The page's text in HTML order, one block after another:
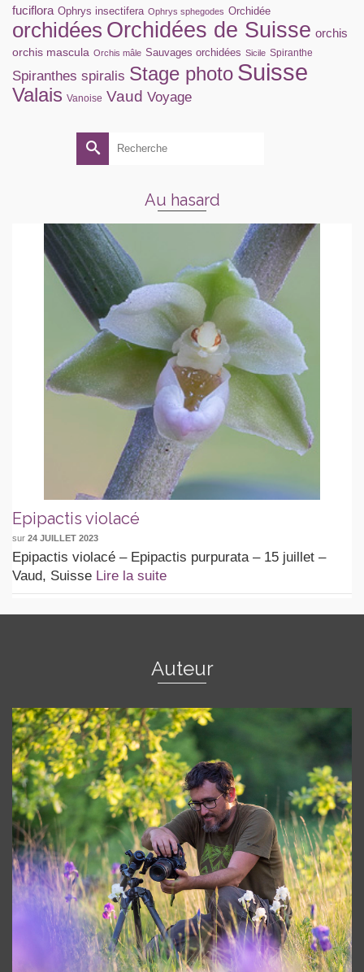
fuciflora Ophrys insectifera Ophrys sphegodes Orchidée
orchidées Orchidées de Suisse orchis
orchis mascula Orchis mâle Sauvages orchidées Sicile Spiranthe
Spiranthes spiralis Stage photo Suisse
Valais Vanoise Vaud Voyage
Rechercher :
Au hasard
Epipactis violacé
sur 24 JUILLET 2023
Epipactis violacé – Epipactis purpurata – 15 juillet –
Vaud, Suisse Lire la suite
Auteur